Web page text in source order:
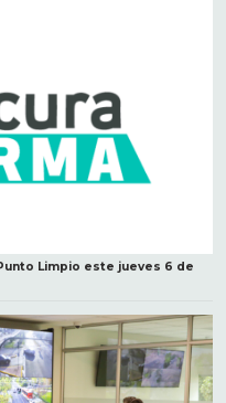
Limpio este jueves 6 de